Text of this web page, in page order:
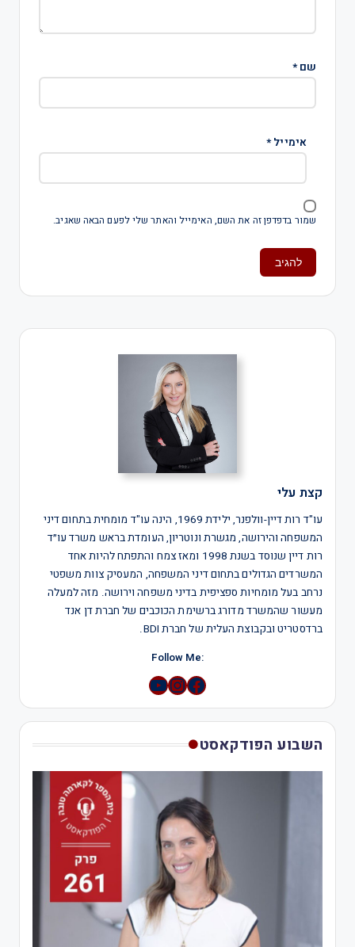
שם*
אימייל*
שמור בדפדפן זה את השם, האימייל והאתר שלי לפעם הבאה שאגיב.
קצת עלי
עו"ד רות דיין-וולפנר, ילידת 1969, הינה עו"ד מומחית בתחום דיני
המשפחה והירושה, מגשרת ונוטריון, העומדת בראש משרד עו״ד
רות דיין שנוסד בשנת 1998 ומאז צמח והתפתח להיות אחד
המשרדים הגדולים בתחום דיני המשפחה, המעסיק צוות משפטי
נרחב בעל מומחיות ספציפית בדיני משפחה וירושה. מזה למעלה
מעשור שהמשרד מדורג ברשימת הכוכבים של חברת דן אנד
ברדסטריט ובקבוצת העלית של חברת BDI.
:Follow Me
Instagram
YouTube
השבוע הפודקאסט